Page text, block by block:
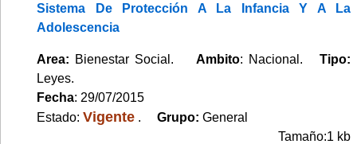
Sistema De Protección A La Infancia Y A La
Adolescencia
Area: Bienestar Social. Ambito: Nacional. Tipo:
Leyes.
Fecha: 29/07/2015
Estado: Vigente . Grupo: General
Tamaño:1 kb